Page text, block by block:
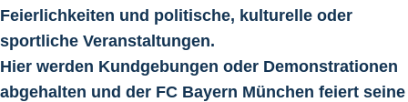
Feierlichkeiten und politische, kulturelle oder
sportliche Veranstaltungen.
Hier werden Kundgebungen oder Demonstrationen
abgehalten und der FC Bayern München feiert seine